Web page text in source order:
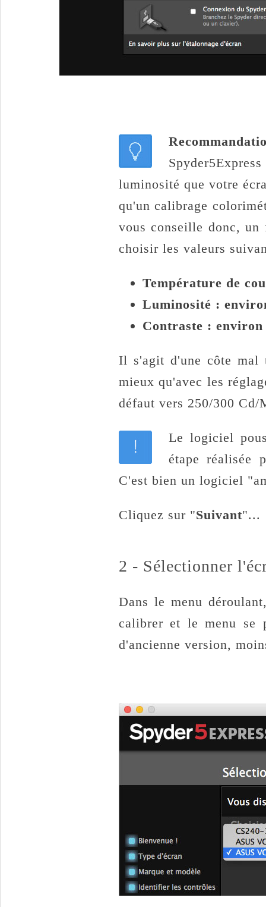
luminosité que votre
qu'un calibrage
vous conseille donc,
choisir les valeurs
Température de
Luminosité :
Contraste :
Il s'agit d'une côte mal
mieux qu'avec les
défaut vers 250/300
Le logiciel
étape réalisée
C'est bien un logiciel
Cliquez sur "Suivant"...
2 - Sélectionner
Dans le menu
calibrer et le menu se
d'ancienne version,